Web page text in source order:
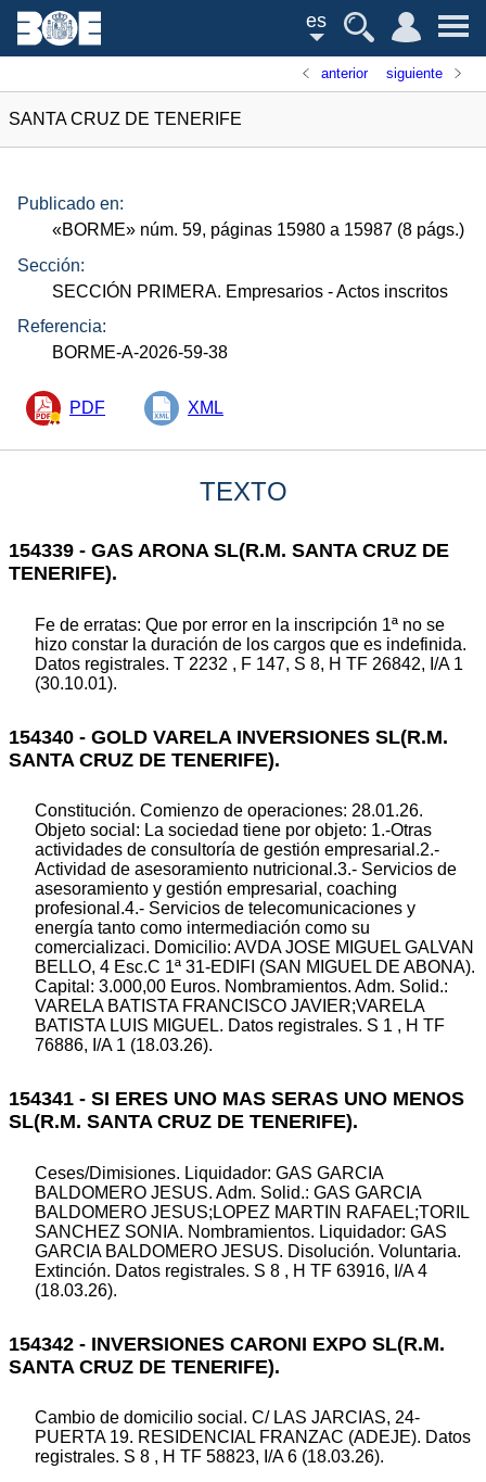
es
anterior siguiente
SANTA CRUZ DE TENERIFE
Publicado en:
«BORME» núm. 59, páginas 15980 a 15987 (8 págs.)
Sección:
SECCIÓN PRIMERA. Empresarios - Actos inscritos
Referencia:
BORME-A-2026-59-38
PDF XML
TEXTO
154339 - GAS ARONA SL(R.M. SANTA CRUZ DE
TENERIFE).
Fe de erratas: Que por error en la inscripción 1ª no se
hizo constar la duración de los cargos que es indefinida.
Datos registrales. T 2232 , F 147, S 8, H TF 26842, I/A 1
(30.10.01).
154340 - GOLD VARELA INVERSIONES SL(R.M.
SANTA CRUZ DE TENERIFE).
Constitución. Comienzo de operaciones: 28.01.26.
Objeto social: La sociedad tiene por objeto: 1.-Otras
actividades de consultoría de gestión empresarial.2.-
Actividad de asesoramiento nutricional.3.- Servicios de
asesoramiento y gestión empresarial, coaching
profesional.4.- Servicios de telecomunicaciones y
energía tanto como intermediación como su
comercializaci. Domicilio: AVDA JOSE MIGUEL GALVAN
BELLO, 4 Esc.C 1ª 31-EDIFI (SAN MIGUEL DE ABONA).
Capital: 3.000,00 Euros. Nombramientos. Adm. Solid.:
VARELA BATISTA FRANCISCO JAVIER;VARELA
BATISTA LUIS MIGUEL. Datos registrales. S 1 , H TF
76886, I/A 1 (18.03.26).
154341 - SI ERES UNO MAS SERAS UNO MENOS
SL(R.M. SANTA CRUZ DE TENERIFE).
Ceses/Dimisiones. Liquidador: GAS GARCIA
BALDOMERO JESUS. Adm. Solid.: GAS GARCIA
BALDOMERO JESUS;LOPEZ MARTIN RAFAEL;TORIL
SANCHEZ SONIA. Nombramientos. Liquidador: GAS
GARCIA BALDOMERO JESUS. Disolución. Voluntaria.
Extinción. Datos registrales. S 8 , H TF 63916, I/A 4
(18.03.26).
154342 - INVERSIONES CARONI EXPO SL(R.M.
SANTA CRUZ DE TENERIFE).
Cambio de domicilio social. C/ LAS JARCIAS, 24-
PUERTA 19. RESIDENCIAL FRANZAC (ADEJE). Datos
registrales. S 8 , H TF 58823, I/A 6 (18.03.26).